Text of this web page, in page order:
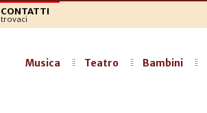
CONTATTI
trovaci
Musica Teatro Bambini